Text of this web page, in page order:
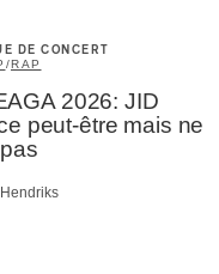
DE CONCERT
/RAP
2026: JID
peut-être mais ne